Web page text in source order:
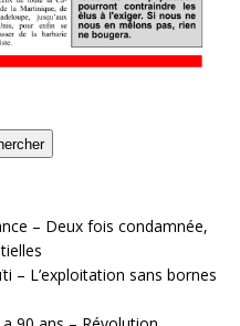
– Deux fois condamnée,
– L’exploitation sans bornes